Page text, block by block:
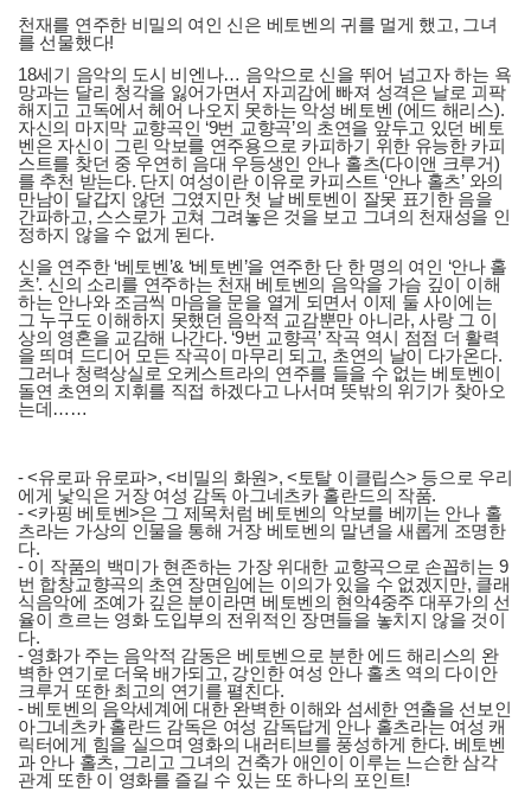
천재를 연주한 비밀의 여인 신은 베토벤의 귀를 멀게 했고, 그녀
를 선물했다!
18세기 음악의 도시 비엔나… 음악으로 신을 뛰어 넘고자 하는 욕
망과는 달리 청각을 잃어가면서 자괴감에 빠져 성격은 날로 괴팍
해지고 고독에서 헤어 나오지 못하는 악성 베토벤 (에드 해리스).
자신의 마지막 교향곡인 ‘9번 교향곡’의 초연을 앞두고 있던 베토
벤은 자신이 그린 악보를 연주용으로 카피하기 위한 유능한 카피
스트를 찾던 중 우연히 음대 우등생인 안나 홀츠(다이앤 크루거)
를 추천 받는다. 단지 여성이란 이유로 카피스트 ‘안나 홀츠’ 와의
만남이 달갑지 않던 그였지만 첫 날 베토벤이 잘못 표기한 음을
간파하고, 스스로가 고쳐 그려놓은 것을 보고 그녀의 천재성을 인
정하지 않을 수 없게 된다.
신을 연주한 ‘베토벤’& ‘베토벤’을 연주한 단 한 명의 여인 ‘안나 홀
츠’. 신의 소리를 연주하는 천재 베토벤의 음악을 가슴 깊이 이해
하는 안나와 조금씩 마음을 문을 열게 되면서 이제 둘 사이에는
그 누구도 이해하지 못했던 음악적 교감뿐만 아니라, 사랑 그 이
상의 영혼을 교감해 나간다. ‘9번 교향곡’ 작곡 역시 점점 더 활력
을 띄며 드디어 모든 작곡이 마무리 되고, 초연의 날이 다가온다.
그러나 청력상실로 오케스트라의 연주를 들을 수 없는 베토벤이
돌연 초연의 지휘를 직접 하겠다고 나서며 뜻밖의 위기가 찾아오
는데……
- <유로파 유로파>, <비밀의 화원>, <토탈 이클립스> 등으로 우리
에게 낯익은 거장 여성 감독 아그네츠카 홀란드의 작품.
- <카핑 베토벤>은 그 제목처럼 베토벤의 악보를 베끼는 안나 홀
츠라는 가상의 인물을 통해 거장 베토벤의 말년을 새롭게 조명한
다.
- 이 작품의 백미가 현존하는 가장 위대한 교향곡으로 손꼽히는 9
번 합창교향곡의 초연 장면임에는 이의가 있을 수 없겠지만, 클래
식음악에 조예가 깊은 분이라면 베토벤의 현악4중주 대푸가의 선
율이 흐르는 영화 도입부의 전위적인 장면들을 놓치지 않을 것이
다.
- 영화가 주는 음악적 감동은 베토벤으로 분한 에드 해리스의 완
벽한 연기로 더욱 배가되고, 강인한 여성 안나 홀츠 역의 다이안
크루거 또한 최고의 연기를 펼친다.
- 베토벤의 음악세계에 대한 완벽한 이해와 섬세한 연출을 선보인
아그네츠카 홀란드 감독은 여성 감독답게 안나 홀츠라는 여성 캐
릭터에게 힘을 실으며 영화의 내러티브를 풍성하게 한다. 베토벤
과 안나 홀츠, 그리고 그녀의 건축가 애인이 이루는 느슨한 삼각
관계 또한 이 영화를 즐길 수 있는 또 하나의 포인트!